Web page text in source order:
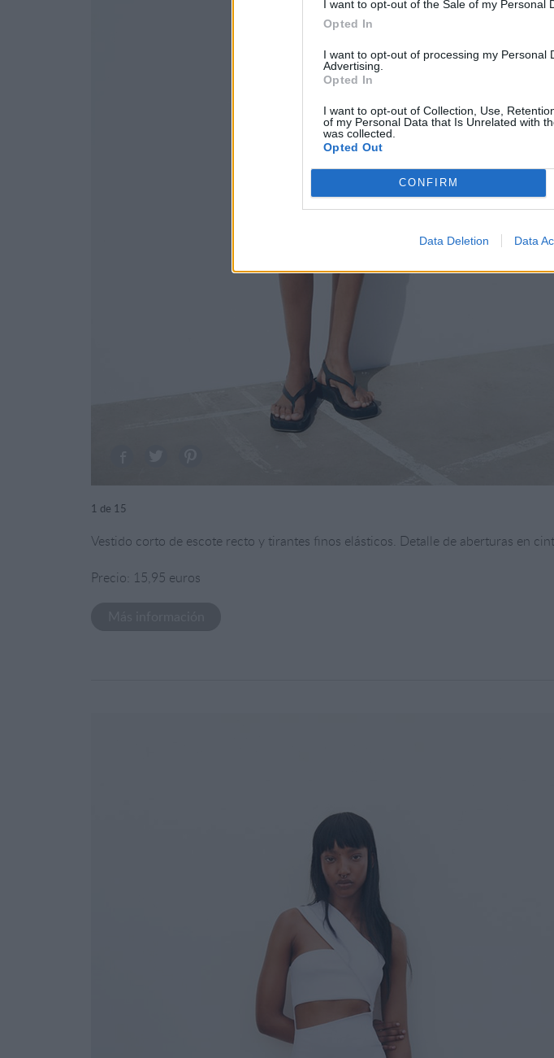
I want to opt-out of the Sale of my Personal
Opted In
I want to opt-out of processing my Personal
Advertising.
Opted In
I want to opt-out of Collection, Use,
of my Personal Data that Is Unrelated with
was collected.
Opted Out
CONFIRM
Data Deletion Data
1 de 15
Vestido corto de escote recto y tirantes finos elásticos. Detalle de aberturas en
Precio: 15,95 euros